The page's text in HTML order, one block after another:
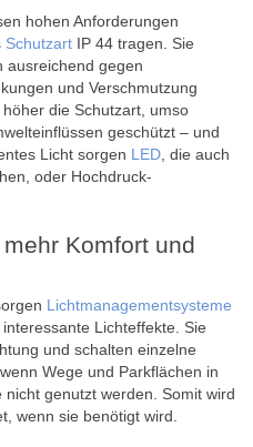
hohen Anforderungen
Schutzart IP 44 tragen. Sie
ausreichend gegen
und Verschmutzung
die Schutzart, umso
geschützt – und
Licht sorgen LED , die auch
oder Hochdruck-
Komfort und
Lichtmanagementsysteme
interessante Lichteffekte. Sie
und schalten einzelne
Wege und Parkflächen in
genutzt werden. Somit wird
wenn sie benötigt wird.